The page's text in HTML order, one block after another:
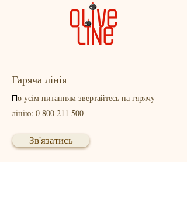
Гаряча лінія
По усім питанням звертайтесь на гярячу
лінію: 0 800 211 500
Зв'язатись